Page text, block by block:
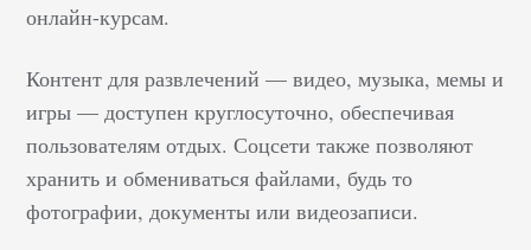
онлайн-курсам.
Контент для развлечений — видео, музыка, мемы и
игры — доступен круглосуточно, обеспечивая
пользователям отдых. Соцсети также позволяют
хранить и обмениваться файлами, будь то
фотографии, документы или видеозаписи.